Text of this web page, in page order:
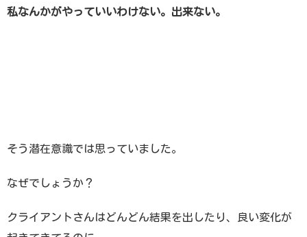
私なんかがやっていいわけない。出来ない。
そう潜在意識では思っていました。
なぜでしょうか？
クライアントさんはどんどん結果を出したり、良い変化が